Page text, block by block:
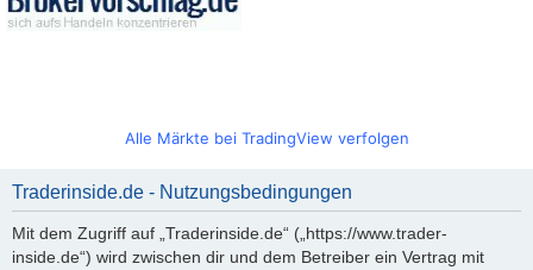
Alle Märkte bei TradingView verfolgen
Traderinside.de - Nutzungsbedingungen
Mit dem Zugriff auf „Traderinside.de“ („https://www.trader-
inside.de“) wird zwischen dir und dem Betreiber ein Vertrag mit